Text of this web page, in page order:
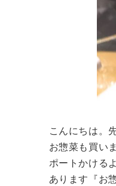
こんにちは。
お惣菜も買い
ポートかける
あります『お